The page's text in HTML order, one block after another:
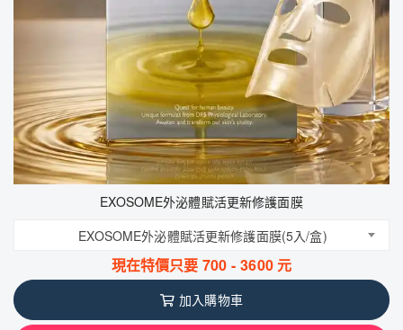
EXOSOME外泌體賦活更新修護面膜
EXOSOME外泌體賦活更新修護面膜(5入/盒)
現在特價只要 700 - 3600元
加入購物車